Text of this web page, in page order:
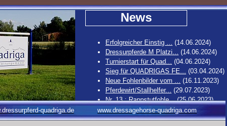
News
Erfolgreicher Einstig ... (14.06.2024)
Dressurpferde M Platzi... (14.06.2024)
Turnierstart für Quad... (04.06.2024)
Sieg für QUADRIGAS FE... (03.04.2024)
Neue Fohlenbilder vom ... (16.11.2023)
Pferdewirt/Stallhelfer... (29.07.2023)
Nr. 13 : Rappstutfohle...(25.06.2023)
Nr. 12 : Hengstfohlen ...(19.06.2023)
Nr. 11 : Stutfohlen vo...(16.06.2023)
quadriga.de www.dressagehorse-quadriga.com